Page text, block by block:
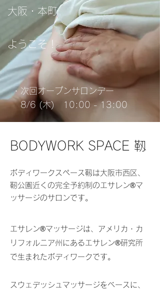
大阪・本町
ようこそ！
・次回オープンサロンデー
8/6 (木) 10:00 - 13:00
BODYWORK SPACE 靱
ボディワークスペース靱は大阪市西区、
靭公園近くの完全予約制のエサレン®︎マ
ッサージのサロンです。
エサレン®︎マッサージは、アメリカ・カ
リフォルニア州にあるエサレン®︎研究所
で生まれたボディワークです。
スウェデッシュマッサージをベースに、